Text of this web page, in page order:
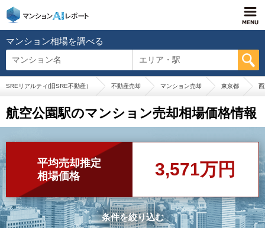
マンション相場を調べる
マンション名 エリア・駅
SREリアルティ(旧SRE不動産） 不動産売却 マンション売却 東京都
航空公園駅のマンション売却相場価格情報
平均売却推定
相場価格
3,571万円
条件を絞り込む